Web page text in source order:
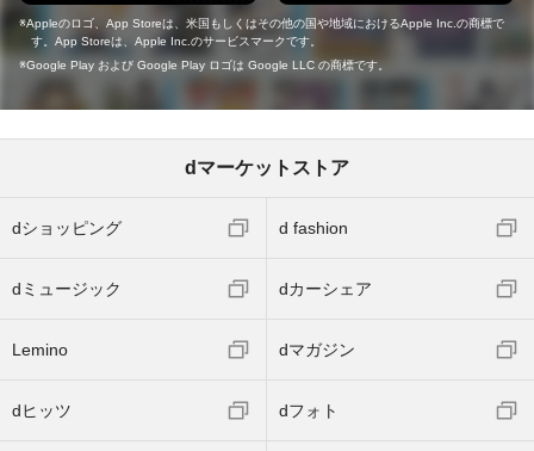
Appleのロゴ、App Storeは、米国もしくはその他の国や地域におけるApple Inc.の商標で
す。App Storeは、Apple Inc.のサービスマークです。
Google Play および Google Play ロゴは Google LLC の商標です。
dマーケットストア
dショッピング d fashion
dミュージック dカーシェア
Lemino dマガジン
dヒッツ dフォト